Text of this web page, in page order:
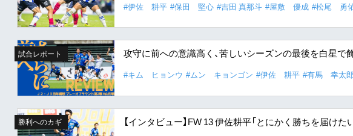
#伊佐 耕平 #保田 堅心 #吉田 真那斗 #屋敷 優成 #松尾 勇
試合レポート 攻守に前への意識高く、苦しいシーズンの最後を白星で
#キム ヒョンウ #ムン キョンゴン #伊佐 耕平 #有馬 幸太郎
勝利へのカギ 【インタビュー】FW 13 伊佐耕平「とにかく勝ちを届けた